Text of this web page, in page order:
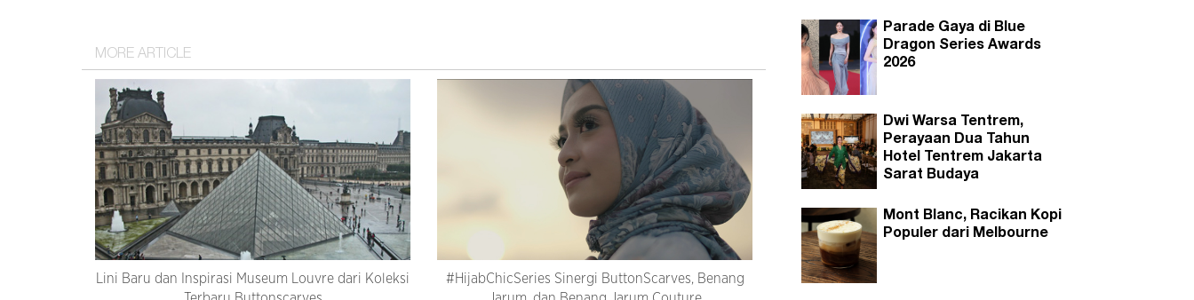
MORE ARTICLE
Lini Baru dan Inspirasi Museum Louvre dari Koleksi
#HijabChicSeries Sinergi ButtonScarves, Benang
Parade Gaya di Blue
Dragon Series Awards
2026
Dwi Warsa Tentrem,
Perayaan Dua Tahun
Hotel Tentrem Jakarta
Sarat Budaya
Mont Blanc, Racikan Kopi
Populer dari Melbourne